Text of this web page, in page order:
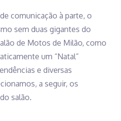
comunicação à parte, o
sem duas gigantes do
de Motos de Milão, como
um “Natal”
e diversas
a seguir, os
salão.